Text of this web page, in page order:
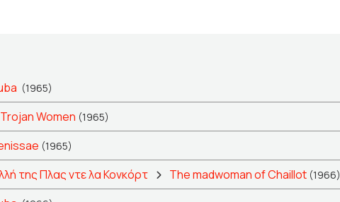
(1965)
Women (1965)
(1965)
της Πλας ντε λα Κονκόρτ The madwoman of Chaillot (1966)